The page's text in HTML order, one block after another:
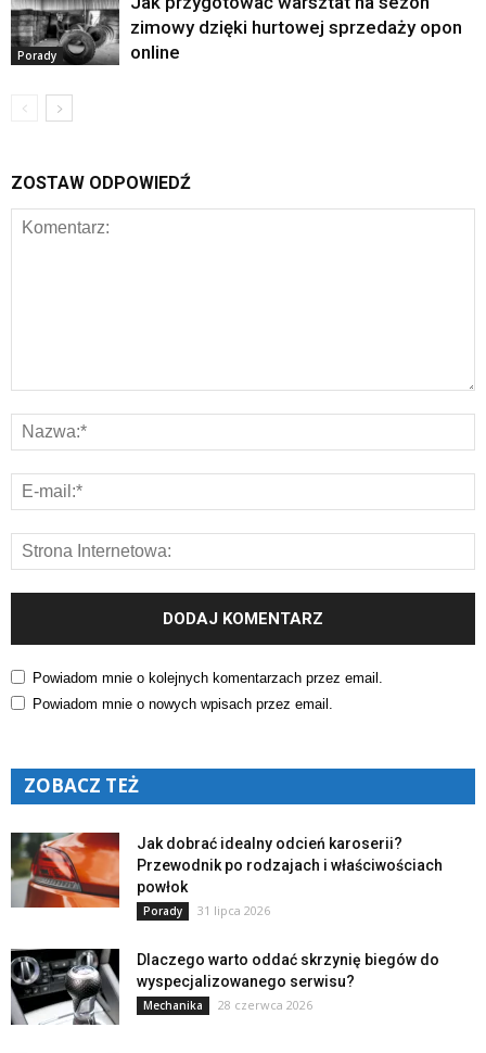
Porady
zimowy dzięki hurtowej sprzedaży opon
online
ZOSTAW ODPOWIEDŹ
Powiadom mnie o kolejnych komentarzach przez email.
Powiadom mnie o nowych wpisach przez email.
ZOBACZ TEŻ
Jak dobrać idealny odcień karoserii?
Przewodnik po rodzajach i właściwościach
powłok
Porady 31 lipca 2026
Dlaczego warto oddać skrzynię biegów do
wyspecjalizowanego serwisu?
Mechanika 28 czerwca 2026